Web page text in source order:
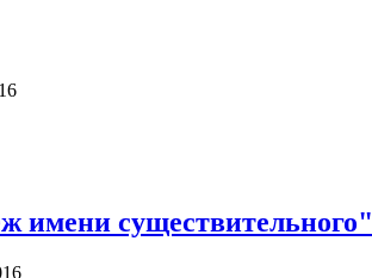
имени существительного"